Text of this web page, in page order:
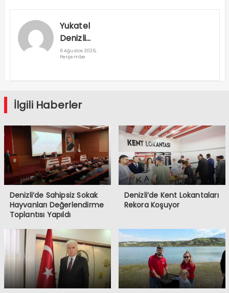
Yukatel
Denizli
Basket’in
Süper Lig
Başlıyor
6 Ağustos 2026,
Perşembe
İlgili Haberler
Denizli’de Sahipsiz Sokak
Hayvanları Değerlendirme
Toplantısı Yapıldı
Denizli’de Kent Lokantaları
Rekora Koşuyor